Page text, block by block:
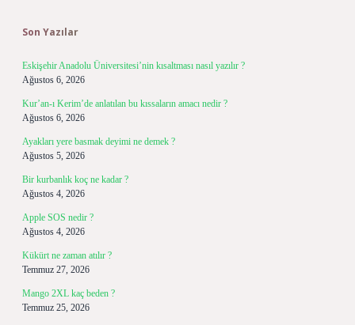
Son Yazılar
Eskişehir Anadolu Üniversitesi’nin kısaltması nasıl yazılır ?
Ağustos 6, 2026
Kur’an-ı Kerim’de anlatılan bu kıssaların amacı nedir ?
Ağustos 6, 2026
Ayakları yere basmak deyimi ne demek ?
Ağustos 5, 2026
Bir kurbanlık koç ne kadar ?
Ağustos 4, 2026
Apple SOS nedir ?
Ağustos 4, 2026
Kükürt ne zaman atılır ?
Temmuz 27, 2026
Mango 2XL kaç beden ?
Temmuz 25, 2026